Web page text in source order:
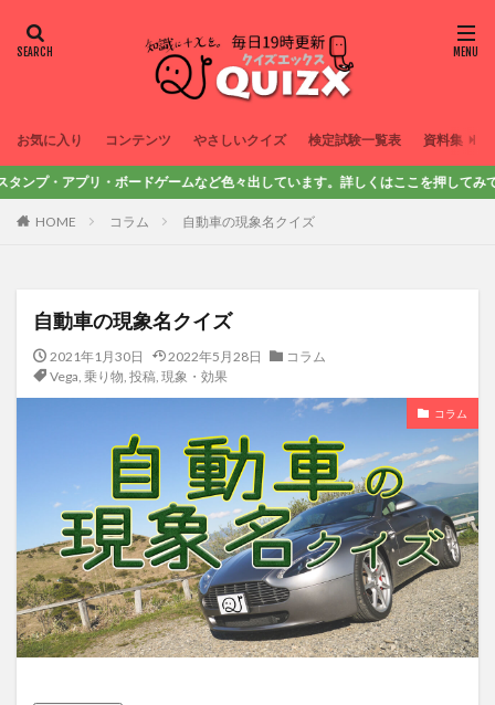
お気に入り コンテンツ やさしいクイズ 検定試験一覧表 資料集
ドゲームなど色々出しています。詳しくはここを押してみてね！
HOME コラム 自動車の現象名クイズ
自動車の現象名クイズ
2021年1月30日 2022年5月28日
コラム
Vega, 乗り物, 投稿, 現象・効果
コラム